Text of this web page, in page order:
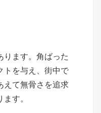
ります。角ばった
トを与え、街中で
えて無骨さを追求
す。